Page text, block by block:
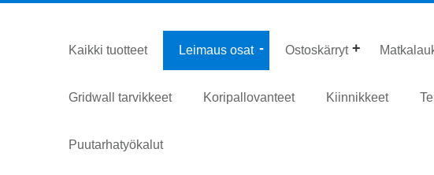
Kaikki tuotteet Leimaus osat Ostoskärryt
Gridwall tarvikkeet Koripallovanteet Kiinnikkeet
Puutarhatyökalut